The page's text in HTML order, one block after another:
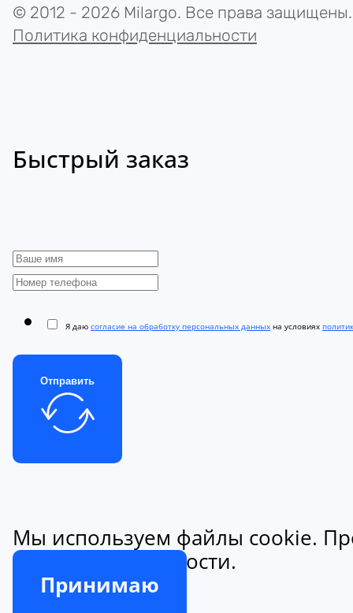
© 2012 - 2026 Milargo. Все права защищены.
Политика конфиденциальности
Быстрый заказ
Я даю согласие на обработку персональных данных на условиях
Отправить
Мы используем файлы cookie.
конфиденциальности.
Принимаю